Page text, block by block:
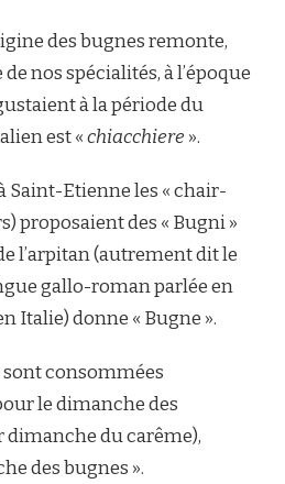
des bugnes remonte,
nos spécialités, à l’époque
à la période du
est «chiacchiere ».
Etienne les « chair-
proposaient des « Bugni »
l’arpitan (autrement dit le
gallo-roman parlée en
Italie) donne « Bugne ».
sont consommées
le dimanche des
du carême),
des bugnes ».